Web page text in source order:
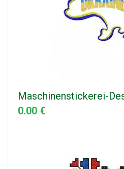
Maschinenstickerei-
0.00 €